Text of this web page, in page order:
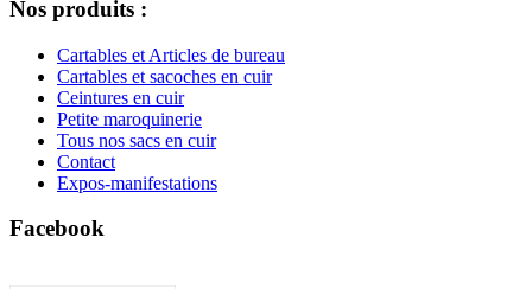
Nos produits :
Cartables et Articles de bureau
Cartables et sacoches en cuir
Ceintures en cuir
Petite maroquinerie
Tous nos sacs en cuir
Contact
Expos-manifestations
Facebook